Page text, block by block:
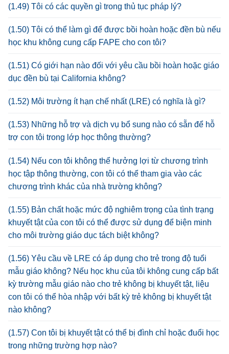
(1.49) Tôi có các quyền gì trong thủ tục pháp lý?
(1.50) Tôi có thể làm gì để được bồi hoàn hoặc đền bù nếu
học khu không cung cấp FAPE cho con tôi?
(1.51) Có giới hạn nào đối với yêu cầu bồi hoàn hoặc giáo
dục đền bù tại California không?
(1.52) Môi trường ít hạn chế nhất (LRE) có nghĩa là gì?
(1.53) Những hỗ trợ và dịch vụ bổ sung nào có sẵn để hỗ
trợ con tôi trong lớp học thông thường?
(1.54) Nếu con tôi không thể hưởng lợi từ chương trình
học tập thông thường, con tôi có thể tham gia vào các
chương trình khác của nhà trường không?
(1.55) Bản chất hoặc mức độ nghiêm trọng của tình trạng
khuyết tật của con tôi có thể được sử dụng để biện minh
cho môi trường giáo dục tách biệt không?
(1.56) Yêu cầu về LRE có áp dụng cho trẻ trong độ tuổi
mẫu giáo không? Nếu học khu của tôi không cung cấp bất
kỳ trường mẫu giáo nào cho trẻ không bị khuyết tật, liệu
con tôi có thể hòa nhập với bất kỳ trẻ không bị khuyết tật
nào không?
(1.57) Con tôi bị khuyết tật có thể bị đình chỉ hoặc đuổi học
trong những trường hợp nào?